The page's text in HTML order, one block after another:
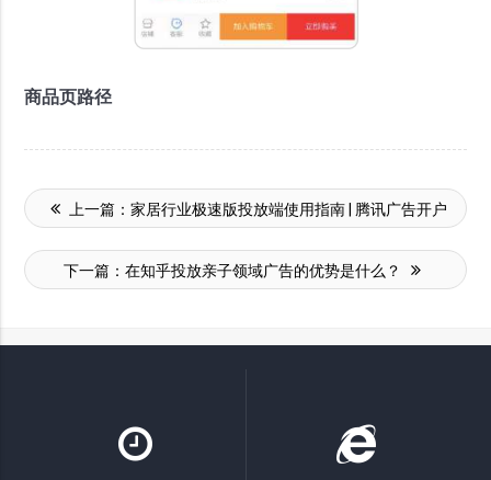
商品页路径
上一篇：家居行业极速版投放端使用指南 | 腾讯广告开户
下一篇：在知乎投放亲子领域广告的优势是什么？